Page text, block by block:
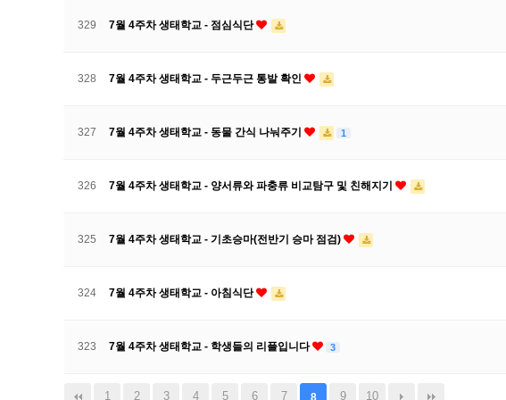
329 7월 4주차 생태학교 - 점심식단
328 7월 4주차 생태학교 - 두근두근 통발 확인
327 7월 4주차 생태학교 - 동물 간식 나눠주기 1
326 7월 4주차 생태학교 - 양서류와 파충류 비교탐구 및 친해지기
325 7월 4주차 생태학교 - 기초승마(전반기 승마 점검)
324 7월 4주차 생태학교 - 아침식단
323 7월 4주차 생태학교 - 학생들의 리플입니다 3
1 2 3 4 5 6 7 8 9 10